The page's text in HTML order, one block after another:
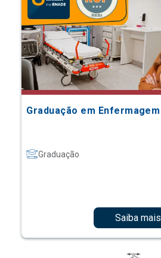
Graduação em Enfermagem
Graduação
Saiba mais